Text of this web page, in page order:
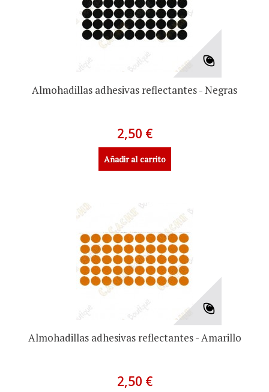
Almohadillas adhesivas reflectantes - Negras
2,50 €
Añadir al carrito
Almohadillas adhesivas reflectantes - Amarillo
2,50 €